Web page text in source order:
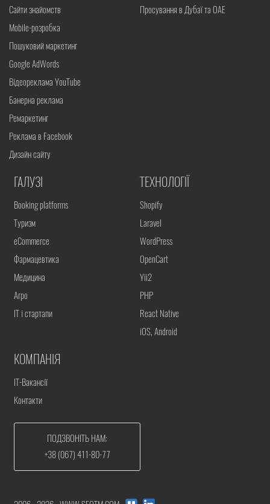
Сайти знайомств
Mobile-розробка
Пошуковий маркетинг
Google AdWords
Відеореклама YouTube
Банерна реклама
Ремаркетинг
Реклама в Facebook
Дизайн сайту
Просування в Дубаї та ОАЕ
ГАЛУЗІ
Booking platforms
Туризм
eCommerce
Фармацевтика
Медицина
Агро
IT і стартапи
ТЕХНОЛОГІЇ
Shopify
Laravel
WordPress
OpenCart
Yii2
PHP
React Native
iOS, Android
КОМПАНІЯ
IT-Вакансії
Контакти
ПОДЗВОНІТЬ НАМ:
+38 (067) 411-80-77